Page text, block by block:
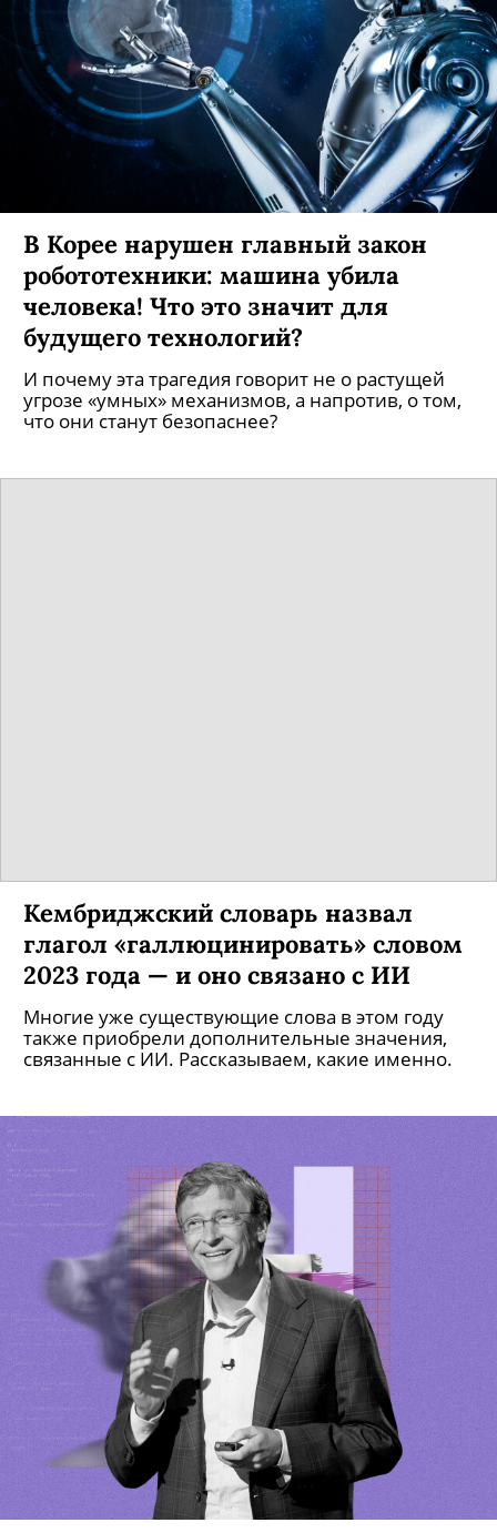
В Корее нарушен главный закон
робототехники: машина убила
человека! Что это значит для
будущего технологий?
И почему эта трагедия говорит не о растущей
угрозе «умных» механизмов, а напротив, о том,
что они станут безопаснее?
Кембриджский словарь назвал
глагол «галлюцинировать» словом
2023 года — и оно связано с ИИ
Многие уже существующие слова в этом году
также приобрели дополнительные значения,
связанные с ИИ. Рассказываем, какие именно.